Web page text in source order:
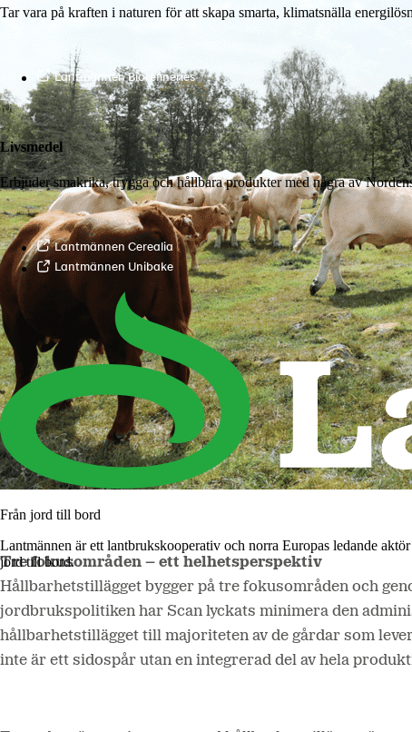
Tar vara på kraften i naturen för att skapa smarta, klimatsnälla
Lantmännen Biorefineries
Livsmedel
Erbjuder smakrika, trygga och hållbara produkter med några av
Lantmännen Cerealia
Lantmännen Unibake
Från jord till bord
Lantmännen är ett lantbrukskooperativ och norra Europas ledande
jord till bord.
Tre fokusområden – ett helhetsperspektiv
Hållbarhetstillägget bygger på tre fokusområden och
jordbrukspolitiken har Scan lyckats minimera den
hållbarhetstillägget till majoriteten av de gårdar som
inte är ett sidospår utan en integrerad del av hela